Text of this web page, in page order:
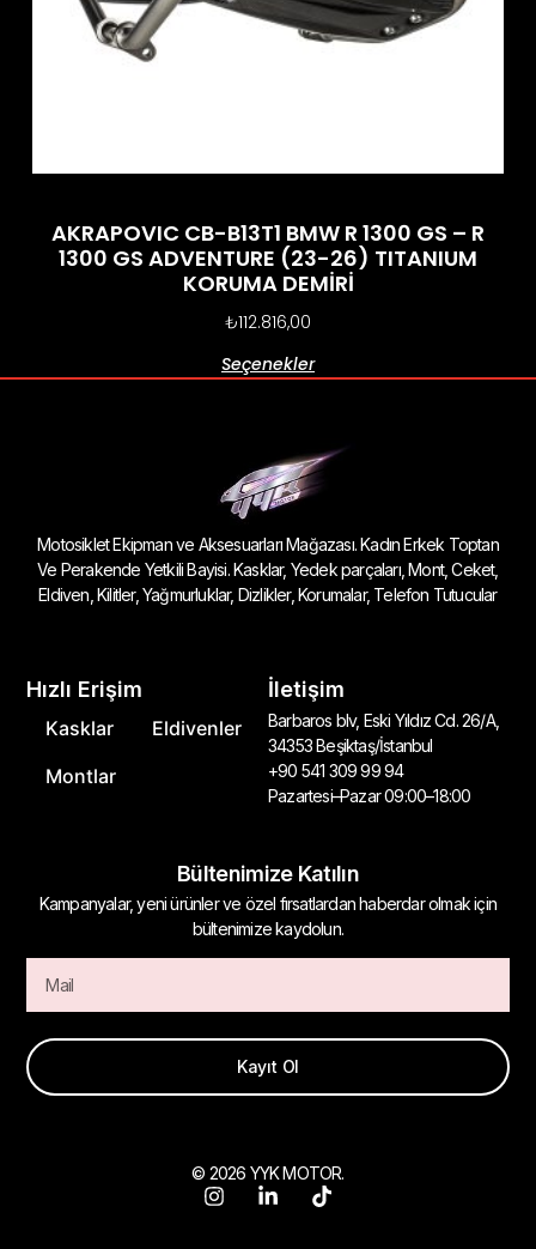
AKRAPOVIC CB-B13T1 BMW R 1300 GS – R
1300 GS ADVENTURE (23-26) TITANIUM
KORUMA DEMİRİ
₺112.816,00
Seçenekler
Motosiklet Ekipman ve Aksesuarları Mağazası. Kadın Erkek Toptan
Ve Perakende Yetkili Bayisi. Kasklar, Yedek parçaları, Mont, Ceket,
Eldiven, Kilitler, Yağmurluklar, Dizlikler, Korumalar, Telefon Tutucular
Hızlı Erişim
Kasklar
Eldivenler
Montlar
İletişim
Barbaros blv, Eski Yıldız Cd. 26/A,
34353 Beşiktaş/İstanbul
+90 541 309 99 94
Pazartesi–Pazar 09:00–18:00
Bültenimize Katılın
Kampanyalar, yeni ürünler ve özel fırsatlardan haberdar olmak için
bültenimize kaydolun.
Kayıt Ol
© 2026 YYK MOTOR.